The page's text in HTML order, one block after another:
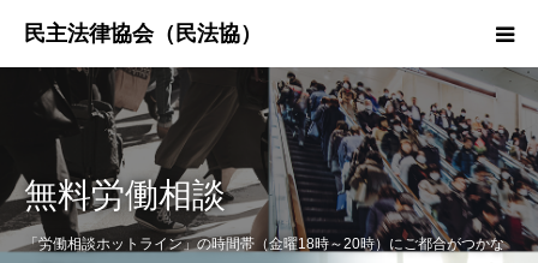
無料労働相談
「労働相談ホットライン」の時間帯（金曜18時～20時）にご都合がつかな
HOME
民法協とは
民主法律時報